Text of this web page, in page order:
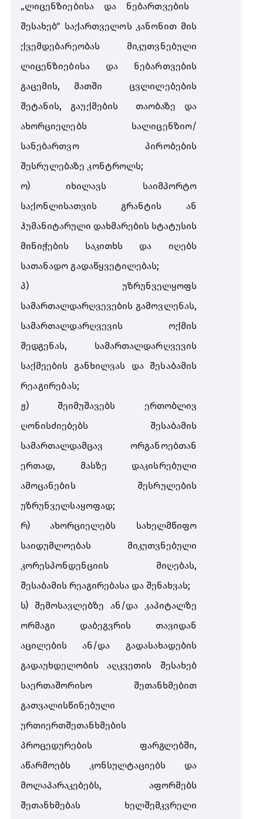
„ლიცენზიებისა და
ნებართვების
შესახებ“ საქართველოს კანონით მის
ქვემდებარეობას
მიკუთვნებული
ლიცენზიებისა
და
ნებართვების
გაცემის, მათში
ცვლილებების
შეტანის,გაუქმების თაობაზე
და
ახორციელებს
სალიცენზიო/
სანებართვო
პირობების
შესრულებაზე კონტროლს;
ო) იხილავს
საიმპორტო
საქონლისათვის
გრანტის
ან
ჰუმანიტარული დახმარების სტატუსის
მინიჭების
საკითხს და
იღებს
სათანადო გადაწყვეტილებას;
პ) უზრუნველყოფს
სამართალდარღვევების გამოვლენას,
სამართალდარღვევის
ოქმის
შედგენას, სამართალდარღვევის
საქმეების განხილვას და შესაბამის
რეაგირებას;
ჟ) შეიმუშავებს
ერთობლივ
ღონისძიებებს
შესაბამის
სამართალდამცავ
ორგანოებთან
ერთად, მასზე
დაკისრებული
ამოცანების
შესრულების
უზრუნველსაყოფად;
რ)ახორციელებს
სახელმწიფო
საიდუმლოებას
მიკუთვნებული
კორესპონდენციის
მიღებას,
შესაბამის რეაგირებასა და შენახვას;
ს) შემოსავლებზე ან/და კაპიტალზე
ორმაგი
დაბეგვრის
თავიდან
აცილების
ან/და
გადასახადების
გადაუხდელობის
აღკვეთის
შესახებ
საერთაშორისო
შეთანხმებით
გათვალისწინებული
ურთიერთშეთანხმების
პროცედურების
ფარგლებში,
აწარმოებს
კონსულტაციებს
და
მოლაპარაკებებს, აფორმებს
შეთანხმებას
ხელშემკვრელი